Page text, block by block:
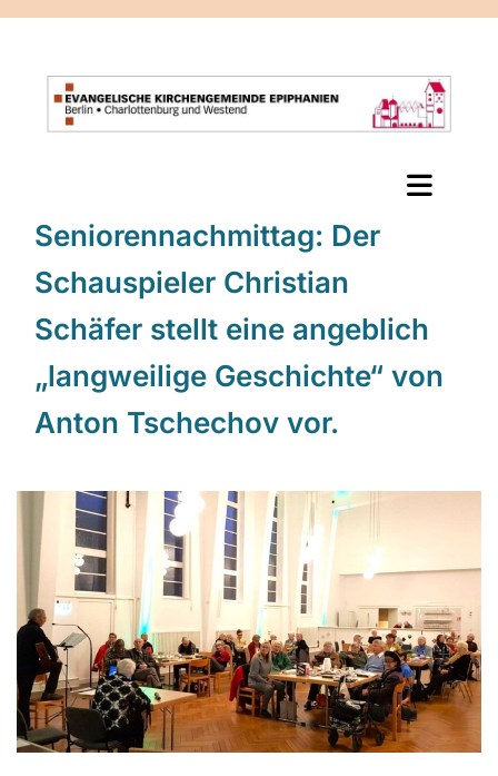
Seniorennachmittag: Der
Schauspieler Christian
Schäfer stellt eine angeblich
„langweilige Geschichte“ von
Anton Tschechov vor.